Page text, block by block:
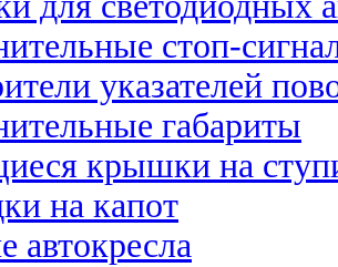
стоп-
указателей
габариты
крышки на
на капот
автокресла